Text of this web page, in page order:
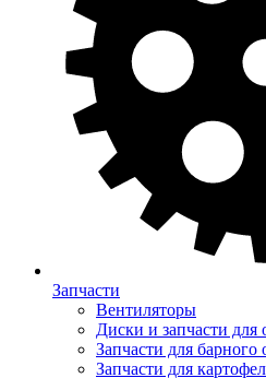
Запчасти
Вентиляторы
Диски и запчасти для
Запчасти для барного
Запчасти для